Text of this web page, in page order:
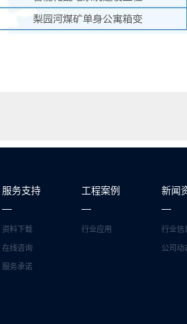
服务支持
资料下载
在线咨询
服务承诺
工程案例
行业应用
新闻
行业信
公司动